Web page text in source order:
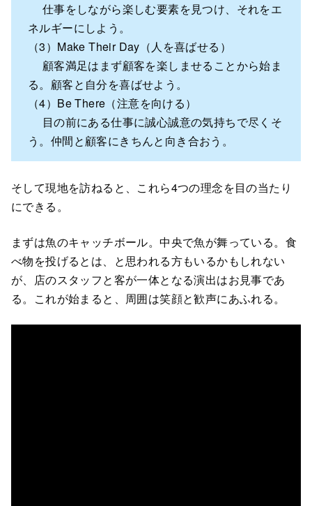
仕事をしながら楽しむ要素を見つけ、それをエ
ネルギーにしよう。
（3）Make Their Day（人を喜ばせる）
顧客満足はまず顧客を楽しませることから始ま
る。顧客と自分を喜ばせよう。
（4）Be There（注意を向ける）
目の前にある仕事に誠心誠意の気持ちで尽くそ
う。仲間と顧客にきちんと向き合おう。
そして現地を訪ねると、これら4つの理念を目の当たり
にできる。
まずは魚のキャッチボール。中央で魚が舞っている。食
べ物を投げるとは、と思われる方もいるかもしれない
が、店のスタッフと客が一体となる演出はお見事であ
る。これが始まると、周囲は笑顔と歓声にあふれる。